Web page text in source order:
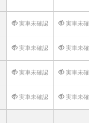
実車未確認 実車未確
実車未確認 実車未確
実車未確認 実車未確
実車未確認 実車未確